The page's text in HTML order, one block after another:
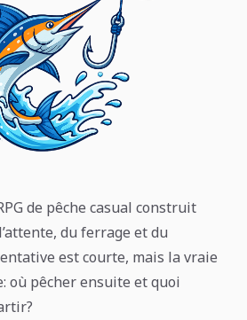
de pêche casual construit
du ferrage et du
est courte, mais la vraie
où pêcher ensuite et quoi